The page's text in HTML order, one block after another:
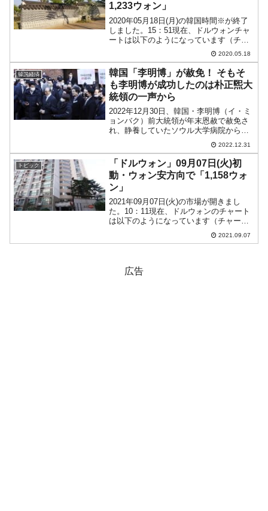
1,233ウォン」
2020年05月18日(月)の韓国時間※が終了
しました。15：51現在、ドルウォンチャ
ートは以下のようになっています（チャ
ートは『Investing.com』より引用：以下
同）。ウォン安でスタートしましたが、
いったんは「1ドル＝1,230ウ...
2020.05.18
韓国経済
韓国「李明博」が赦免！ そもそ
も李明博が成功したのは朴正煕大
統領の一声から
2022年12月30日、韓国・李明博（イ・ミ
ョンバク）前大統領が年末恩赦で赦免さ
れ、静養していたソウル大学病院から自
宅へと帰還しました。韓国メディア『朝
鮮日報』によれば、取材陣に対して李明
博（イ・ミョンバク）さんは以下のよう
に語ったとのこと...
2022.12.31
トピック
「ドルウォン」09月07日(火)初
動・ウォン安方向で「1,158ウォ
ン」
2021年09月07日(火)の市場が開きまし
た。10：11現在、ドルウォンのチャート
は以下のようになっています（チャート
は『Investing.com』より引用）。ウォン
安方向に進行していますが、現在のとこ
2021.09.07
広告